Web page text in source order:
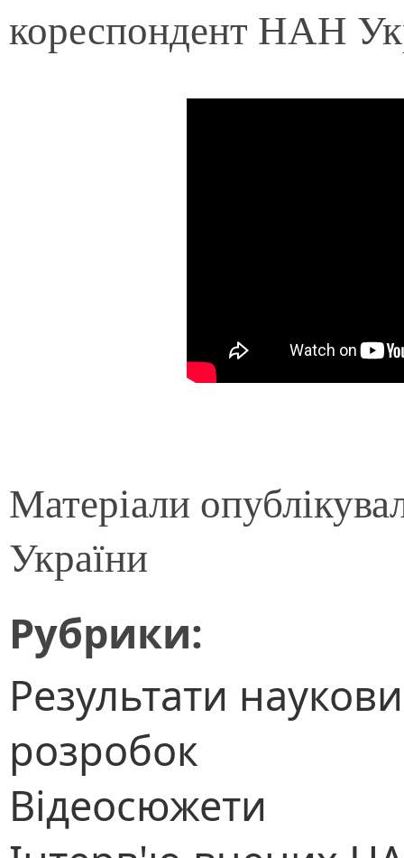
кореспондент НАН
Матеріали
України
Рубрики:
Результати
розробок
Відеосюжети